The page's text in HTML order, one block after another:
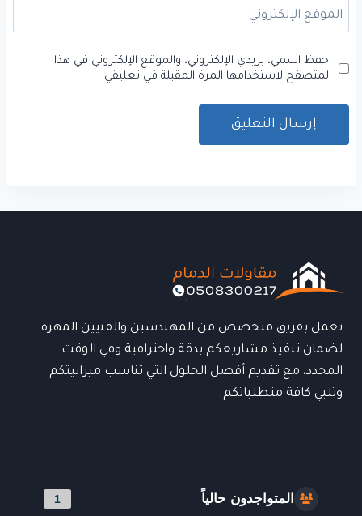
الموقع الإلكتروني
احفظ اسمي، بريدي الإلكتروني، والموقع الإلكتروني في هذا
المتصفح لاستخدامها المرة المقبلة في تعليقي.
نعمل بفريق متخصص من المهندسين والفنيين المهرة
لضمان تنفيذ مشاريعكم بدقة واحترافية وفي الوقت
المحدد، مع تقديم أفضل الحلول التي تناسب ميزانيتكم
وتلبي كافة متطلباتكم.
المتواجدون حالياً 1